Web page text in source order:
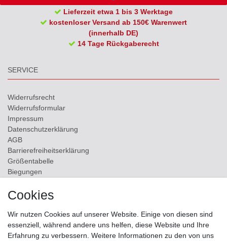
Lieferzeit etwa 1 bis 3 Werktage
kostenloser Versand ab 150€ Warenwert
(innerhalb DE)
14 Tage Rückgaberecht
SERVICE
Widerrufs­recht
Widerrufs­formular
Impressum
Daten­schutz­erklärung
AGB
Barrierefreiheitserklärung
Größentabelle
Biegungen
Kontakt
ZAHLUNGSMÖGLICHKEITEN
Cookies
Wir nutzen Cookies auf unserer Website. Einige von diesen sind
essenziell, während andere uns helfen, diese Website und Ihre
Erfahrung zu verbessern. Weitere Informationen zu den von uns